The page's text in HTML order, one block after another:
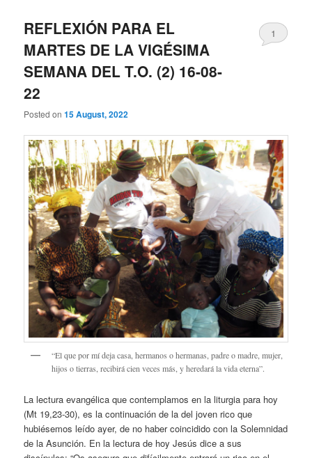
REFLEXIÓN PARA EL
MARTES DE LA VIGÉSIMA
SEMANA DEL T.O. (2) 16-08-
22
Posted on15 August, 2022
1
“El que por mí deja casa, hermanos o hermanas, padre o madre, mujer,
hijos o tierras, recibirá cien veces más, y heredará la vida eterna”.
La lectura evangélica que contemplamos en la liturgia para hoy
(Mt 19,23-30), es la continuación de la del joven rico que
hubiésemos leído ayer, de no haber coincidido con la Solemnidad
de la Asunción. En la lectura de hoy Jesús dice a sus